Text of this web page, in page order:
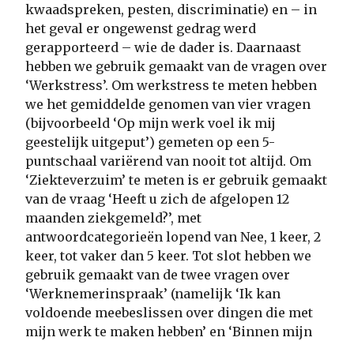
kwaadspreken, pesten, discriminatie) en – in
het geval er ongewenst gedrag werd
gerapporteerd – wie de dader is. Daarnaast
hebben we gebruik gemaakt van de vragen over
‘Werkstress’. Om werkstress te meten hebben
we het gemiddelde genomen van vier vragen
(bijvoorbeeld ‘Op mijn werk voel ik mij
geestelijk uitgeput’) gemeten op een 5-
puntschaal variërend van nooit tot altijd. Om
‘Ziekteverzuim’ te meten is er gebruik gemaakt
van de vraag ‘Heeft u zich de afgelopen 12
maanden ziekgemeld?’, met
antwoordcategorieën lopend van Nee, 1 keer, 2
keer, tot vaker dan 5 keer. Tot slot hebben we
gebruik gemaakt van de twee vragen over
‘Werknemerinspraak’ (namelijk ‘Ik kan
voldoende meebeslissen over dingen die met
mijn werk te maken hebben’ en ‘Binnen mijn